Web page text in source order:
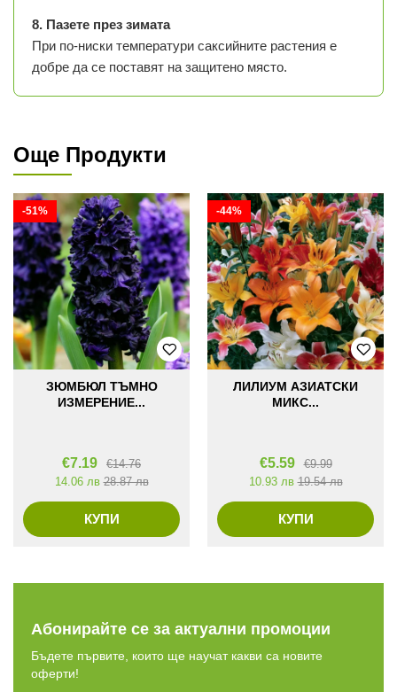
8. Пазете през зимата
При по-ниски температури саксийните растения е
добре да се поставят на защитено място.
Още Продукти
-51%
ЗЮМБЮЛ ТЪМНО
ИЗМЕРЕНИЕ...
€7.19 €14.76
14.06 лв 28.87 лв
КУПИ
-44%
ЛИЛИУМ АЗИАТСКИ
МИКС...
€5.59 €9.99
10.93 лв 19.54 лв
КУПИ
Абонирайте се за актуални промоции
Бъдете първите, които ще научат какви са новите
оферти!